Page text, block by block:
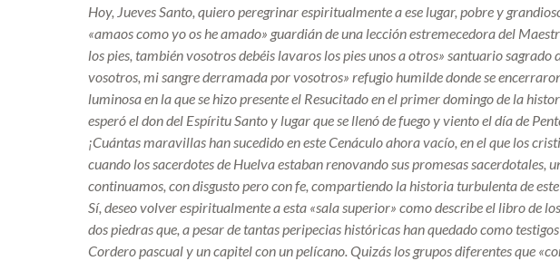
Hoy, Jueves Santo, quiero peregrinar espiritualmente a ese lugar, pobre y
«amaos como yo os he amado» guardián de una lección estremecedora del
los pies, también vosotros debéis lavaros los pies unos a otros» santuario
vosotros, mi sangre derramada por vosotros» refugio humilde donde se
luminosa en la que se hizo presente el Resucitado en el primer domingo de la
esperó el don del Espíritu Santo y lugar que se llenó de fuego y viento el día de
¡Cuántas maravillas han sucedido en este Cenáculo ahora vacío, en el que los
cuando los sacerdotes de Huelva estaban renovando sus promesas sacerdotales,
continuamos, con disgusto pero con fe, compartiendo la historia turbulenta de
Sí, deseo volver espiritualmente a esta «sala superior» como describe el libro de
dos piedras que, a pesar de tantas peripecias históricas han quedado como
Cordero pascual y un capitel con un pelícano. Quizás los grupos diferentes que